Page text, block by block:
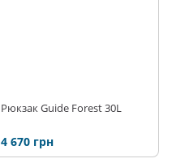
Рюкзак Guide Forest 30L
4 670 грн